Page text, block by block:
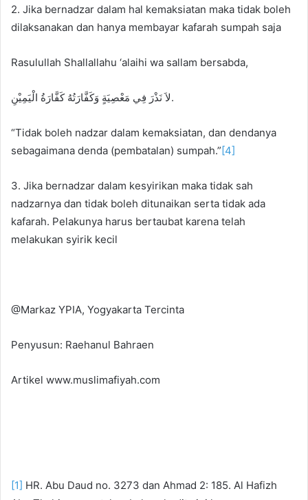
2. Jika bernadzar dalam hal kemaksiatan maka tidak boleh
dilaksanakan dan hanya membayar kafarah sumpah saja
Rasulullah Shallallahu ‘alaihi wa sallam bersabda,
لاَ نَذْرَ فِي مَعْصِيَةٍ وَكَفَّارَتُهُ كَفَّارَةُ الْيَمِيْنِ.
“Tidak boleh nadzar dalam kemaksiatan, dan dendanya
sebagaimana denda (pembatalan) sumpah.” [4]
3. Jika bernadzar dalam kesyirikan maka tidak sah
nadzarnya dan tidak boleh ditunaikan serta tidak ada
kafarah. Pelakunya harus bertaubat karena telah
melakukan syirik kecil
@Markaz YPIA, Yogyakarta Tercinta
Penyusun: Raehanul Bahraen
Artikel www.muslimafiyah.com
[1] HR. Abu Daud no. 3273 dan Ahmad 2: 185. Al Hafizh